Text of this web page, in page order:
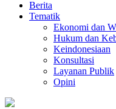
Berita
Tematik
Ekonomi dan
Hukum dan
Keindonesiaan
Konsultasi
Layanan Publik
Opini